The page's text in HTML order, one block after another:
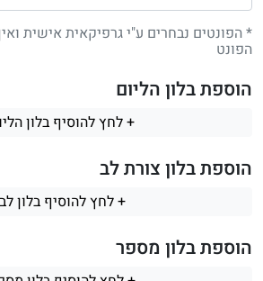
* הפונטים נבחרים ע"י גרפיקאית אישית
הפונט
הוספת בלון הליום
+ לחץ להוסיף בלון הליום
הוספת בלון צורת לב
+ לחץ להוסיף בלון לב
הוספת בלון מספר